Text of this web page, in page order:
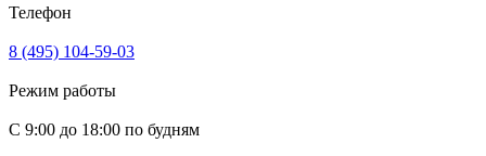
Телефон
8 (495) 104-59-03
Режим работы
С 9:00 до 18:00 по будням